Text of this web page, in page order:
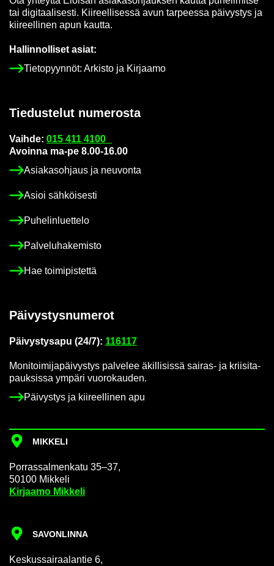
tai di­gi­taa­li­ses­ti. Kii­reel­li­ses­sä avun tar­pees­sa päi­vys­tys ja
kii­reel­li­nen apun kaut­ta.
Hal­lin­nol­li­set asiat:
Tie­to­pyyn­nöt: Ar­kis­to ja Kir­jaa­mo
Tie­dus­te­lut nu­me­ros­ta
Vaih­de: 015 411 4100
Avoin­na ma-pe 8.00-16.00
Asia­kas­oh­jaus ja neu­von­ta
Asioi säh­köi­ses­ti
Pu­he­lin­luet­te­lo
Pal­ve­lu­ha­ke­mis­to
Hae toi­mi­pis­tet­tä
Päi­vys­tys­nu­me­rot
Päi­vys­tys­a­pu (24/7): 116117
Mo­ni­toi­mi­ja­päi­vys­tys pal­ve­lee äkil­li­sis­sä sairas-​ ja krii­si­ta­
pauk­sis­sa ym­pä­ri vuo­ro­kau­den.
Päi­vys­tys ja kii­reel­li­nen apu
MIK­KE­LI
Por­ras­sal­men­ka­tu 35–37,
50100 Mik­ke­li
Kir­jaa­mo Mik­ke­li
SA­VON­LIN­NA
Kes­kus­sai­raa­lan­tie 6,